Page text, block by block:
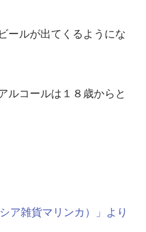
ールが出てくるようにな
ルコールは１８歳からと
ア雑貨マリンカ）」より